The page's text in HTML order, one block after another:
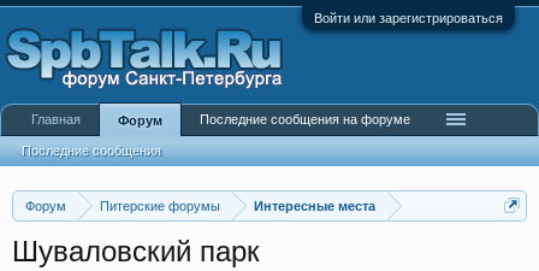
Войти или зарегистрироваться
Форум Питерские форумы Интересные места
Шуваловский парк
Главная Форум
Последние сообщения
Последние сообщения на форуме